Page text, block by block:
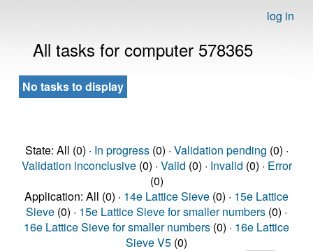
log in
All tasks for computer 578365
No tasks to display
State: All (0) · In progress(0) · Validation pending (0) ·
Validation inconclusive(0) · Valid (0) · Invalid (0) · Error
(0)
Application: All (0) · 14e Lattice Sieve (0) · 15e Lattice
Sieve (0) · 15e Lattice Sieve for smaller numbers (0) ·
16e Lattice Sieve for smaller numbers (0) · 16e Lattice
Sieve V5 (0)